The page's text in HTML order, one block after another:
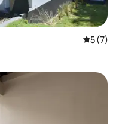
5 de
5 (7)